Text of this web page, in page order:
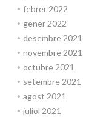
febrer 2022
gener 2022
desembre 2021
novembre 2021
octubre 2021
setembre 2021
agost 2021
juliol 2021